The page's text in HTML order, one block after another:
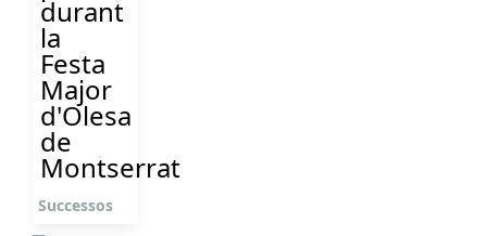
durant
la
Festa
Major
d'Olesa
de
Montserrat
Successos